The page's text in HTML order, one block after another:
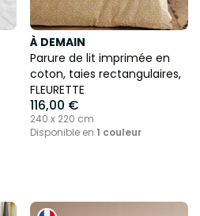
À DEMAIN
Parure de lit imprimée en
coton, taies rectangulaires,
FLEURETTE
116,00 €
240 x 220 cm
Disponible en 1 couleur